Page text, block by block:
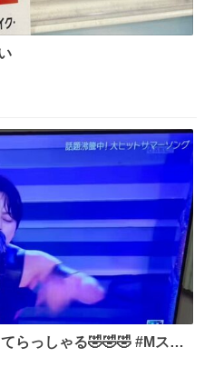
らっしゃる🤣🤣🤣 #Mステ